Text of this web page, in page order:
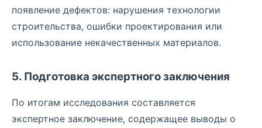
появление дефектов: нарушения технологии
строительства, ошибки проектирования или
использование некачественных материалов.
5. Подготовка экспертного заключения
По итогам исследования составляется
экспертное заключение, содержащее выводы о